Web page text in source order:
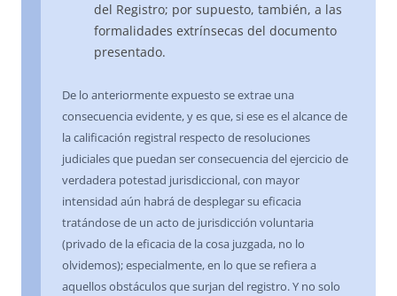
del Registro; por supuesto, también, a las
formalidades extrínsecas del documento
presentado.
De lo anteriormente expuesto se extrae una
consecuencia evidente, y es que, si ese es el alcance de
la calificación registral respecto de resoluciones
judiciales que puedan ser consecuencia del ejercicio de
verdadera potestad jurisdiccional, con mayor
intensidad aún habrá de desplegar su eficacia
tratándose de un acto de jurisdicción voluntaria
(privado de la eficacia de la cosa juzgada, no lo
olvidemos); especialmente, en lo que se refiera a
aquellos obstáculos que surjan del registro. Y no solo